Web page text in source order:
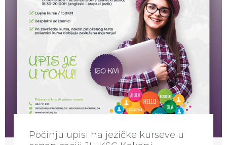
Počinju upisi na jezičke kurseve u